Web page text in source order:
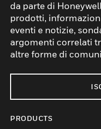
da parte di
prodotti,
eventi e notizie,
argomenti correlati
altre forme di
PRODUCTS